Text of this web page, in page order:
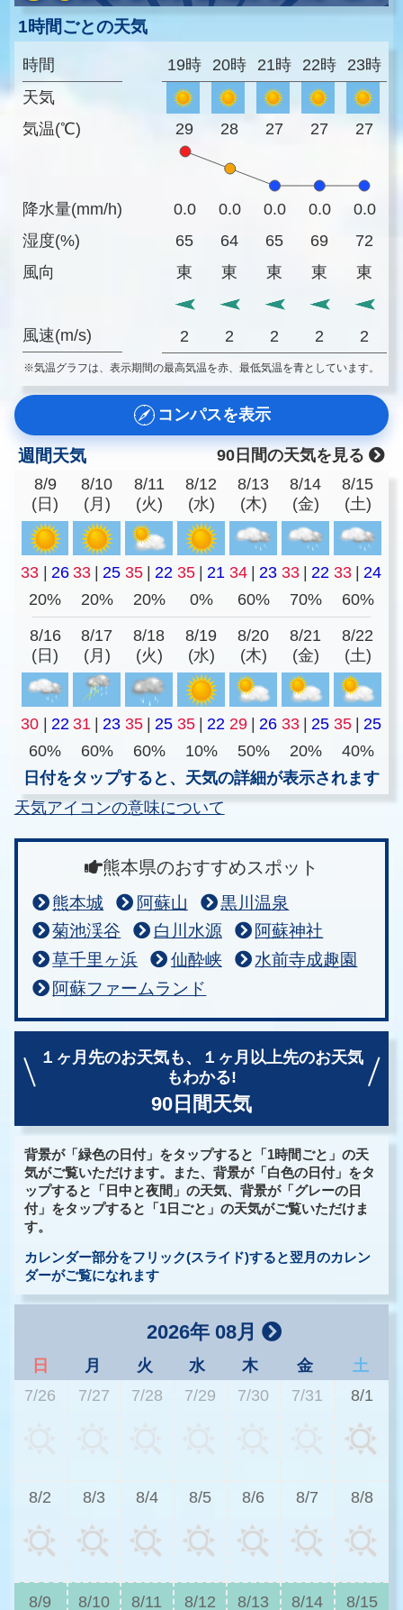
1時間ごとの天気
時間
天気
気温(℃)
降水量(mm/h)
湿度(%)
風向
風速(m/s)
19時 20時 21時 22時 23時
29 28 27 27 27
0.0 0.0 0.0 0.0
0.0
65
64 65 69
72
東
東 東 東 東
2 2 2 2 2
※気温グラフは、表示期間の最高気温を赤、最低気温を青としています。
コンパスを表示
週間天気
90日間の天気を見る
8/9
(日)
8/10
(月)
8/11
(火)
8/12
(水)
8/13
(木)
8/14
(金)
8/15
(土)
33 | 26 33 | 25 35 | 22 35 | 21 34 | 23 33 | 22 33 | 24
20%
20% 20% 0% 60% 70% 60%
8/16
(日)
8/17
(月)
8/18
(火)
8/19
(水)
8/20
(木)
8/21
(金)
8/22
(土)
30 | 22 31 | 23 35 | 25 35 | 22 29 | 26 33 | 25 35 | 25
60%
60% 60% 10% 50% 20%
40%
日付をタップすると、天気の詳細が表示されます
天気アイコンの意味について
熊本県のおすすめスポット
熊本城 阿蘇山
黒川温泉
菊池渓谷
白川水源
阿蘇神社
草千里ヶ浜
仙酔峡
水前寺成趣園
阿蘇ファームランド
１ヶ月先のお天気も、
１ヶ月以上先のお天気
もわかる!
90日間天気
背景が「緑色の日付」をタップすると「1時間ごと」の天
気がご覧いただけます。また、背景が「白色の日付」をタ
ップすると「日中と夜間」の天気、背景が「グレーの日
付」をタップすると「1日ごと」の天気がご覧いただけま
す。
カレンダー部分をフリック(スライド)すると翌月のカレン
ダーがご覧になれます
2026年 08月
日 月 火 水 木 金
土
7/26
7/27 7/28 7/29 7/30 7/31 8/1
8/2 8/3 8/4 8/5 8/6 8/7 8/8
8/9 8/10 8/11 8/12 8/13 8/14 8/15